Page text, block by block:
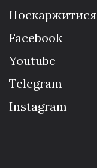
Поскаржитися
Facebook
Youtube
Telegram
Instagram